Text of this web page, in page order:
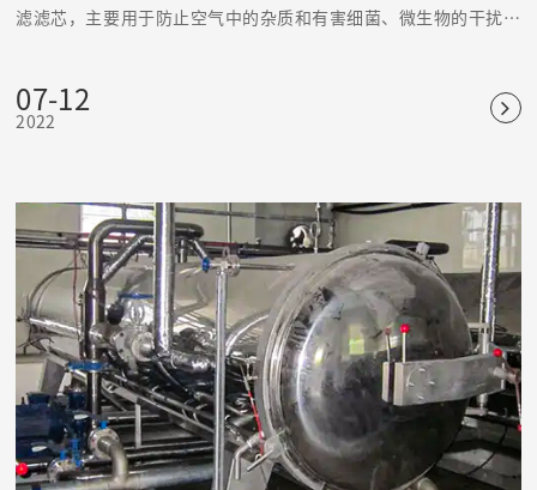
滤滤芯，主要用于防止空气中的杂质和有害细菌、微生物的干扰，
07-12
2022